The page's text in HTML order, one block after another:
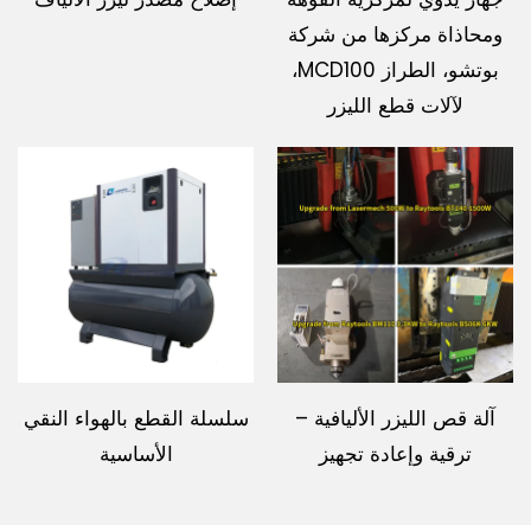
ومحاذاة مركزها من شركة
بوتشو، الطراز MCD100،
لآلات قطع الليزر
آلة قص الليزر الأليافية –
ترقية وإعادة تجهيز
سلسلة القطع بالهواء النقي
الأساسية